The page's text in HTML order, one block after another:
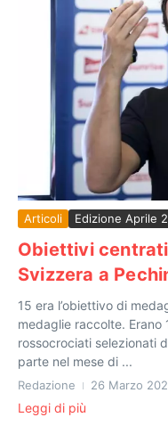
Articoli Edizione Aprile
Obiettivi
Svizzera a
15 era l’obiettivo di
medaglie raccolte.
rossocrociati selezionati
parte nel mese di ...
Redazione 26 Marzo
Leggi di più